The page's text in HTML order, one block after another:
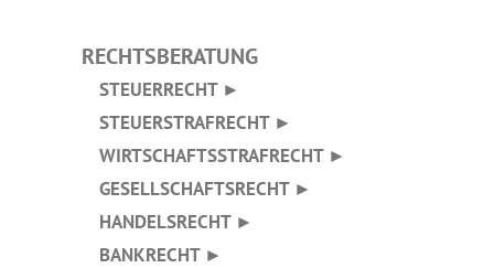
RECHTSBERATUNG
STEUERRECHT ►
STEUERSTRAFRECHT ►
WIRTSCHAFTSSTRAFRECHT ►
GESELLSCHAFTSRECHT ►
HANDELSRECHT ►
BANKRECHT ►